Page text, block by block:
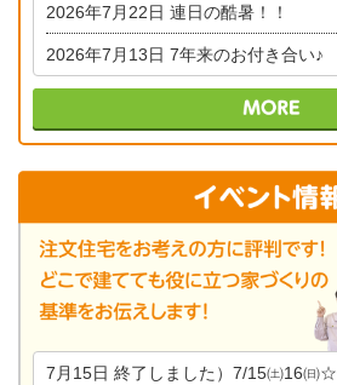
2026年7月22日 連日の酷暑！！
2026年7月13日 7年来のお付き合い♪
7月15日 終了しました）7/15㈯16㈰☆子育